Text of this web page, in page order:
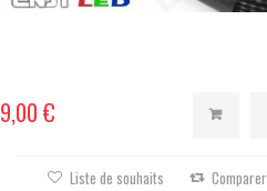
9,00 €
Liste de souhaits Comparer